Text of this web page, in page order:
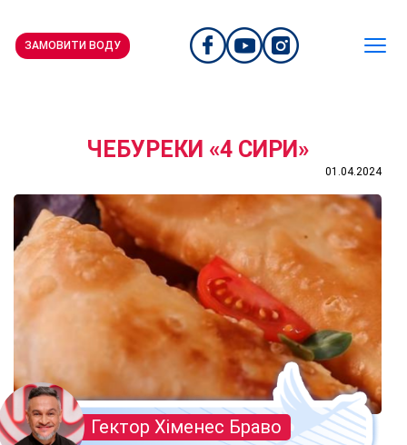
ЗАМОВИТИ ВОДУ
ЧЕБУРЕКИ «4 СИРИ»
01.04.2024
Гектор Хіменес Браво